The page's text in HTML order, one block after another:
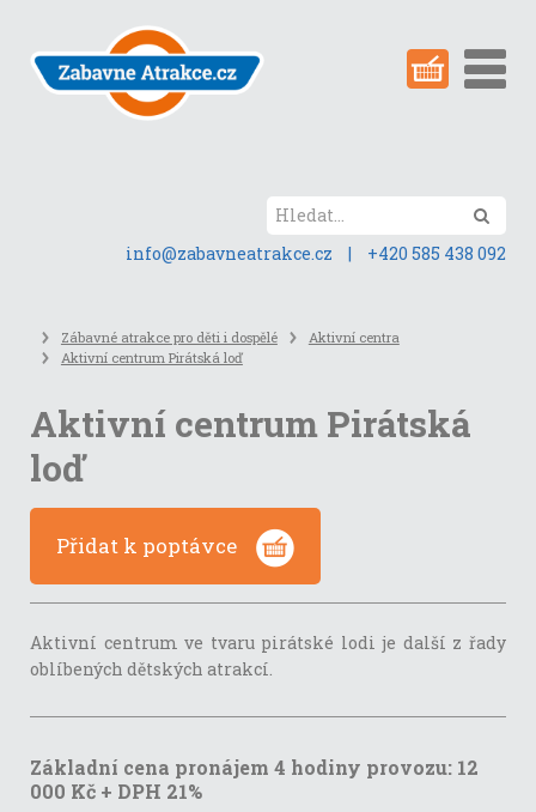
obsah
stránky
info@zabavneatrakce.cz
| +420 585 438 092
Zábavné atrakce pro děti i dospělé
Aktivní centra
Aktivní centrum Pirátská loď
Aktivní centrum Pirátská
loď
Přidat k poptávce
Aktivní centrum ve tvaru pirátské lodi je další z řady
oblíbených dětských atrakcí.
Základní cena pronájem 4 hodiny provozu: 12
000 Kč + DPH 21%